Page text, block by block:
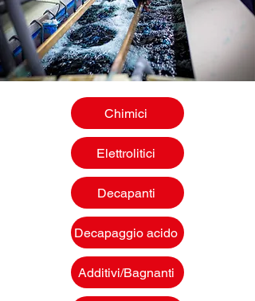
Chimici
Elettrolitici
Decapanti
Decapaggio acido
Additivi/Bagnanti